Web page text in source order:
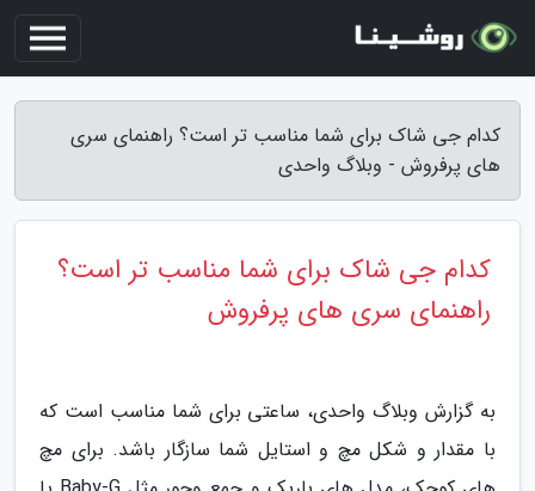
کدام جی شاک برای شما مناسب تر است؟ راهنمای سری
های پرفروش - وبلاگ واحدی
کدام جی شاک برای شما مناسب تر است؟
راهنمای سری های پرفروش
به گزارش وبلاگ واحدی، ساعتی برای شما مناسب است که
با مقدار و شکل مچ و استایل شما سازگار باشد. برای مچ